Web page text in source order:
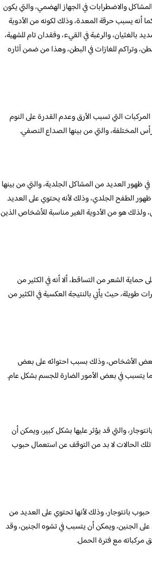
والاضطرابات في الجهاز الهضمي، والتي يكون
أنه يسبب حرقة المعدة، وذلك لكونه من الأدوية
بالغثيان، والرغبة في القيء، وفقدان تام للشهية،
وتراكم للغازات في البطن، وهذا من ضمن آثاره
التي تسبب الأرق وعدم القدرة على النوم
المختلفة، والتي من بينها الصداع النصفي.
ظهور العديد من المشاكل الجلدية، والتي من بينها
ظهور الطفح الجلدي، وذلك لأنه يحتوي على العديد
هو من الأدوية الغير مناسبة للأشخاص الذين
الشعر من التساقط، ألا أنه في الكثير من
طويلة، حيث يأتي بالنتيجة العكسية في الكثير من
بعض الأشخاص، وذلك بسبب احتوائه على بعض
يتسبب في بعض الأمور الضارة للجسم بشكل عام.
والتي قد يؤثر عليها بشكل كبير، ويمكن أن
الحالات لا بد من التوقف عن استعمال حبوب
حبوب بانتوجار، وذلك لأنها تحتوي على العديد من
على الجنين، ويمكن أن يتسبب في تشوه الجنين، وقد
مركباته مع فترة الحمل.